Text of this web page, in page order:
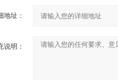
地址：
说明：